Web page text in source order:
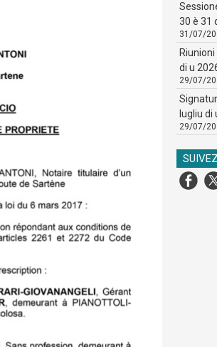
30 è 31
31/07/
di u
29/07/
lugliu di
29/07/